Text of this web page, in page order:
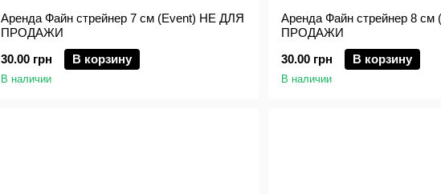
Аренда Файн стрейнер 7 см (Event) НЕ ДЛЯ
ПРОДАЖИ
30.00 грн
В корзину
В наличии
Аренда Файн стрейнер 8
ПРОДАЖИ
30.00 грн
В корзину
В наличии